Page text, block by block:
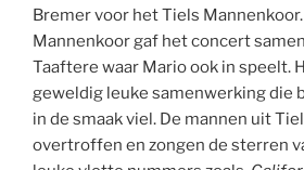
Bremer voor het Tiels
Mannenkoor gaf het concert
Taaftere waar Mario ook in speelt.
geweldig leuke samenwerking die
in de smaak viel. De mannen uit
overtroffen en zongen de sterren